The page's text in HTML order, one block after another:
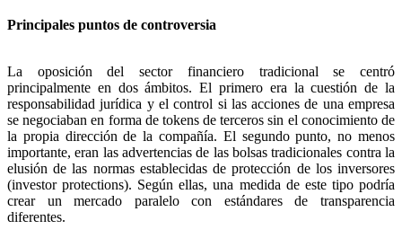
Principales puntos de controversia
La oposición del sector financiero tradicional se centró
principalmente en dos ámbitos. El primero era la cuestión de la
responsabilidad jurídica y el control si las acciones de una empresa
se negociaban en forma de tokens de terceros sin el conocimiento de
la propia dirección de la compañía. El segundo punto, no menos
importante, eran las advertencias de las bolsas tradicionales contra la
elusión de las normas establecidas de protección de los inversores
(investor protections). Según ellas, una medida de este tipo podría
crear un mercado paralelo con estándares de transparencia
diferentes.